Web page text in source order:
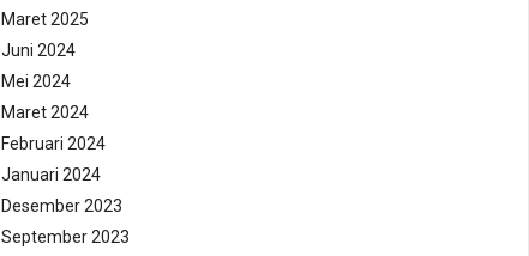
Maret 2025
Juni 2024
Mei 2024
Maret 2024
Februari 2024
Januari 2024
Desember 2023
September 2023